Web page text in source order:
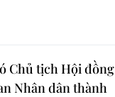
Chủ tịch Hội đồng
Nhân dân thành